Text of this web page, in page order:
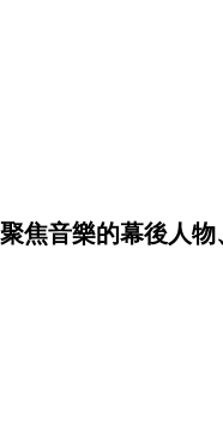
聚焦音樂的幕後人